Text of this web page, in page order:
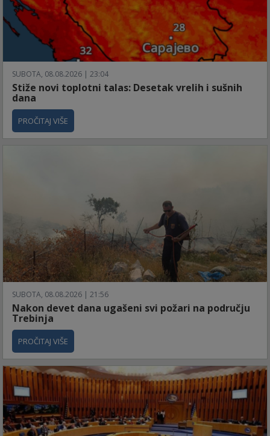
SUBOTA, 08.08.2026 | 23:04
Stiže novi toplotni talas: Desetak vrelih i sušnih
dana
PROČITAJ VIŠE
SUBOTA, 08.08.2026 | 21:56
Nakon devet dana ugašeni svi požari na području
Trebinja
PROČITAJ VIŠE